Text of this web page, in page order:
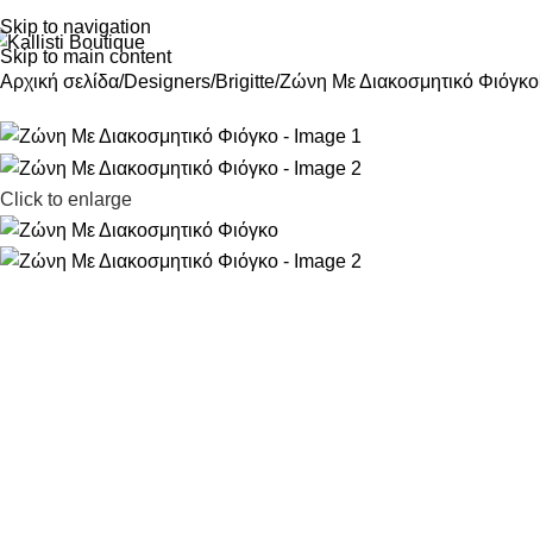
Skip to navigation
Skip to main content
Αρχική σελίδα Designers Brigitte Ζώνη Με Διακοσμητικό Φιόγκο
Click to enlarge